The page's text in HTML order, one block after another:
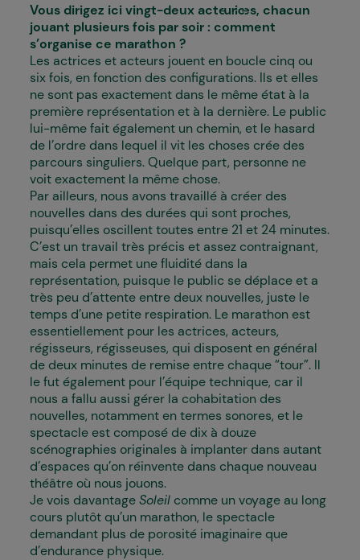
Vous dirigez ici vingt-deux acteur·ices, chacun
jouant plusieurs fois par soir : comment
s’organise ce marathon ?
Les actrices et acteurs jouent en boucle cinq ou
six fois, en fonction des configurations. Ils et elles
ne sont pas exactement dans le même état à la
première représentation et à la dernière. Le public
lui-même fait également un chemin, et le hasard
de l’ordre dans lequel il vit les choses crée des
parcours singuliers. Quelque part, personne ne
voit exactement la même chose.
Par ailleurs, nous avons travaillé à créer des
nouvelles dans des durées qui sont proches,
puisqu’elles oscillent toutes entre 21 et 24 minutes.
C’est un travail très précis et assez contraignant,
mais cela permet une fluidité dans la
représentation, puisque le public se déplace et a
très peu d’attente entre deux nouvelles, juste le
temps d’une petite respiration. Le marathon est
essentiellement pour les actrices, acteurs,
régisseurs, régisseuses, qui disposent en général
de deux minutes de remise entre chaque “tour”. Il
le fut également pour l’équipe technique, car il
nous a fallu aussi gérer la cohabitation des
nouvelles, notamment en termes sonores, et le
spectacle est composé de dix à douze
scénographies originales à implanter dans autant
d’espaces qu’on réinvente dans chaque nouveau
théâtre où nous jouons.
Je vois davantageSoleil comme un voyage au long
cours plutôt qu’un marathon, le spectacle
demandant plus de porosité imaginaire que
d’endurance physique.